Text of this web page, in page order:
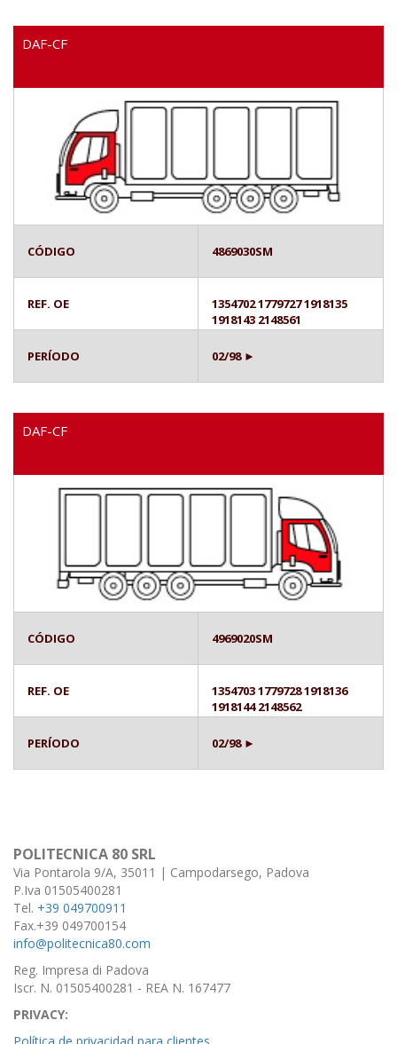
DAF-CF
CÓDIGO 4869030SM
REF. OE
1354702 1779727 1918135
1918143 2148561
PERÍODO 02/98 ►
DAF-CF
CÓDIGO 4969020SM
REF. OE
1354703 1779728 1918136
1918144 2148562
PERÍODO 02/98 ►
POLITECNICA 80 SRL
Via Pontarola 9/A, 35011 | Campodarsego, Padova
P.Iva 01505400281
Tel. +39 049700911
Fax.+39 049700154
info@politecnica80.com
Reg. Impresa di Padova
Iscr. N. 01505400281 - REA N. 167477
PRIVACY: